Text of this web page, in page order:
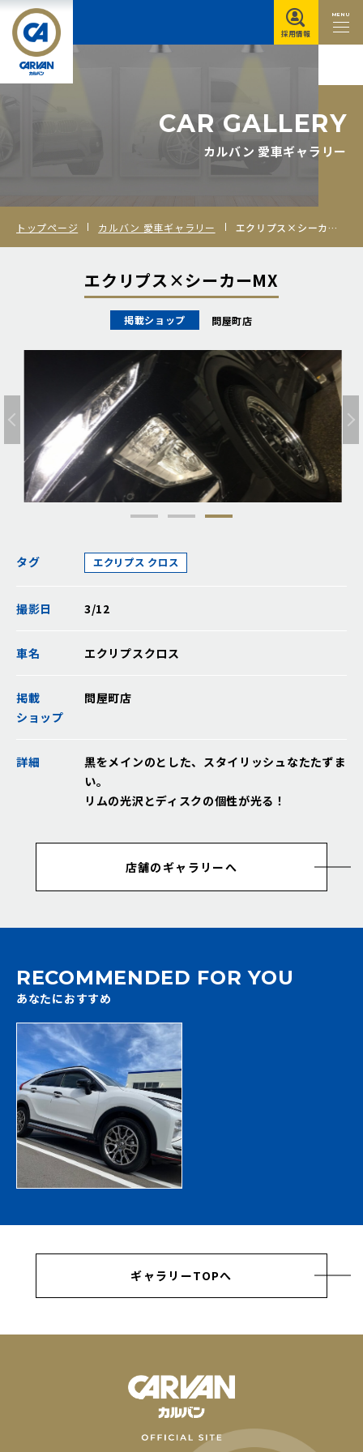
MENU
採用情報
CAR GALLERY
カルバン 愛車ギャラリー
トップページ カルバン 愛車ギャラリー エクリプス×シーカーMX
エクリプス×シーカーMX
掲載ショップ 問屋町店
タグ エクリプス クロス
撮影日 3/12
車名 エクリプスクロス
掲載
ショップ
問屋町店
詳細
黒をメインのとした、スタイリッシュなたたずま
い。
リムの光沢とディスクの個性が光る！
店舗のギャラリーへ
RECOMMENDED FOR YOU
あなたにおすすめ
ギャラリーTOPへ